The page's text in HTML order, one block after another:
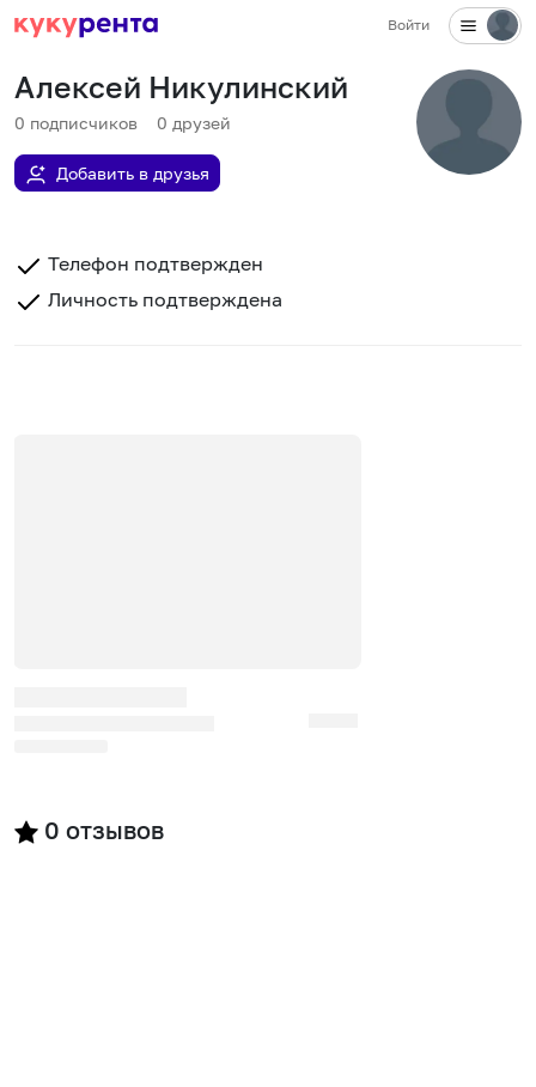
Войти
Алексей Никулинский
0 подписчиков 0 друзей
Добавить в друзья
Телефон подтвержден
Личность подтверждена
0 отзывов